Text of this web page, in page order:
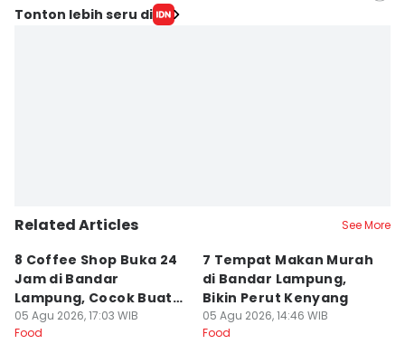
Editor
Tonton lebih seru di
Related Articles See More
8 Coffee Shop Buka 24
Jam di Bandar
Lampung, Cocok Buat
Begadang
05 Agu 2026, 17:03 WIB
Food
7 Tempat Makan Murah
di Bandar Lampung,
Bikin Perut Kenyang
05 Agu 2026, 14:46 WIB
Food